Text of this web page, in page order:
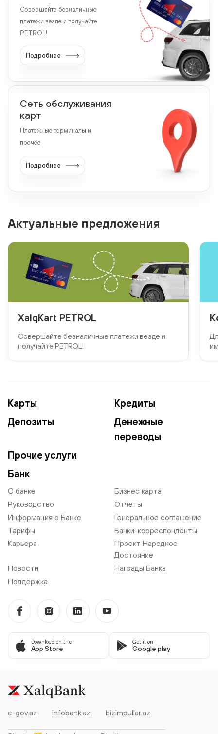
Совершайте безналичные
платежи везде и получайте
PETROL!
Подробнее
Сеть обслуживания
карт
Платежные терминалы и
прочее
Подробнее
Актуальные предложения
XalqKart PETROL
Совершайте безналичные платежи везде и
получайте PETROL!
Карты
Кредиты
Депозиты
Денежные
переводы
Прочие услуги
Банк
О банке
Бизнес карта
Руководство
Отчеты
Информация о Банке
Генеральное соглашение
Тарифы
Банки-корреспонденты
Карьера
Проект Народное
Достояние
Новости
Награды Банка
Поддержка
Download on the
App Store
Get it on
Google play
e-gov.az infobank.az bizimpullar.az